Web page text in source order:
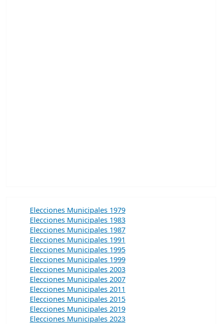
Elecciones Municipales 1979
Elecciones Municipales 1983
Elecciones Municipales 1987
Elecciones Municipales 1991
Elecciones Municipales 1995
Elecciones Municipales 1999
Elecciones Municipales 2003
Elecciones Municipales 2007
Elecciones Municipales 2011
Elecciones Municipales 2015
Elecciones Municipales 2019
Elecciones Municipales 2023